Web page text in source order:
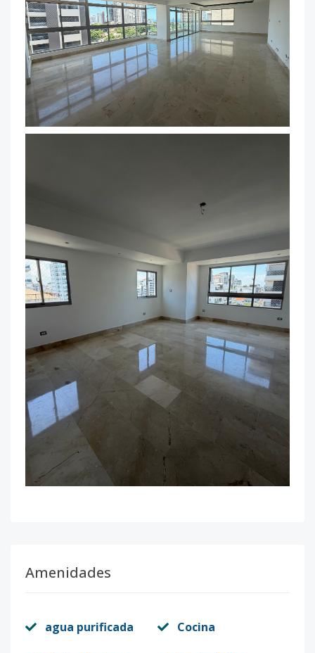
Amenidades
agua purificada Cocina